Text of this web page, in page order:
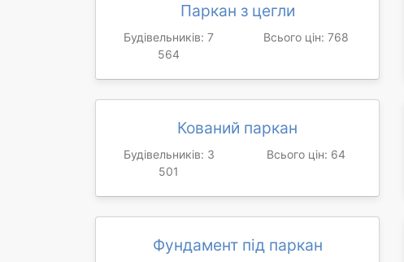
Паркан з цегли
Будівельників: 7
564
Всього цін: 768
Кований паркан
Будівельників: 3
501
Всього цін: 64
Фундамент під паркан